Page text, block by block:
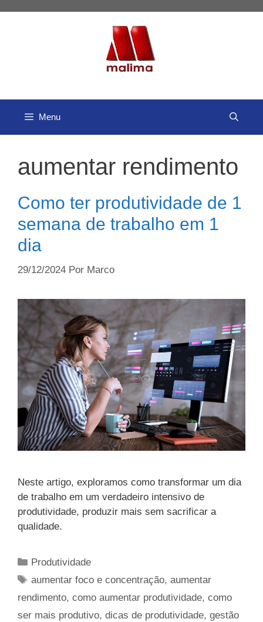
Menu
aumentar rendimento
Como ter produtividade de 1
semana de trabalho em 1
dia
29/12/2024 Por Marco
Neste artigo, exploramos como transformar um dia
de trabalho em um verdadeiro intensivo de
produtividade, produzir mais sem sacrificar a
qualidade.
Categorias
Produtividade
Tags
aumentar foco e concentração,aumentar
rendimento, como aumentar produtividade, como
ser mais produtivo, dicas de produtividade, gestão